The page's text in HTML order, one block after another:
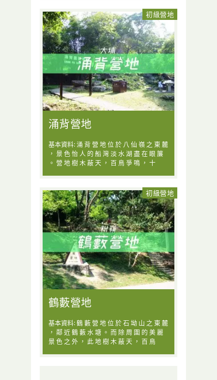
初級營地
涌背營地
基本資料: 涌 背 營 地 位 於 八 仙 嶺 之 東 麓
， 景 色 怡 人 的 船 灣 淡 水 湖 盡 在 眼 簾
。 營 地 樹 木 蔽 天 ， 百 鳥 爭 鳴 ， 十
初級營地
鶴藪營地
基本資料: 鶴 藪 營 地 位 於 石 坳 山 之 東 麓
， 鄰 近 鶴 藪 水 塘 。 而 除 周 圍 的 美 麗
景 色 之 外 ， 此 地 樹 木 蔽 天 ， 百 鳥